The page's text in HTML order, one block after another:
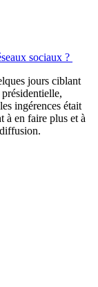
sociaux ?
jours ciblant
ingérences était
à en faire plus et à